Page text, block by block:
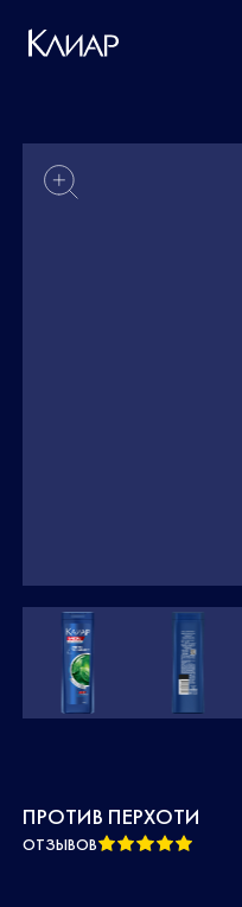
ПРОТИВ ПЕРХОТИ
ОТЗЫВОВ